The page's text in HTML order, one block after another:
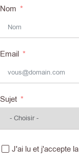
Nom
Email
Sujet
J'ai lu et j'accepte la